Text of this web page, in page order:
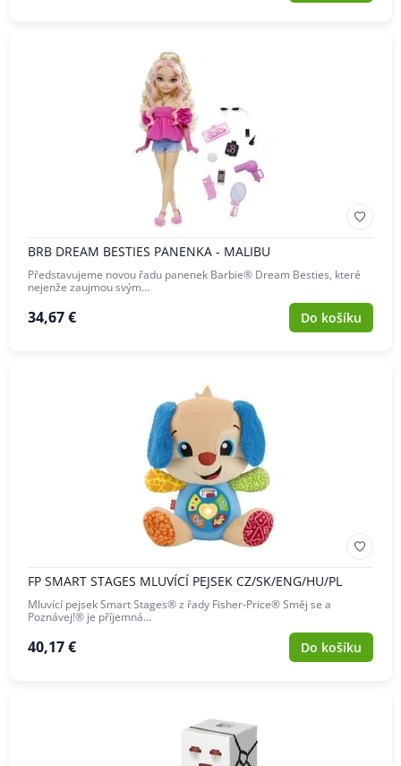
BRB DREAM BESTIES PANENKA - MALIBU
Představujeme novou řadu panenek Barbie® Dream Besties, které
nejenže zaujmou svým…
34,67 € Do košíku
FP SMART STAGES MLUVÍCÍ PEJSEK CZ/SK/ENG/HU/PL
Mluvící pejsek Smart Stages® z řady Fisher-Price® Směj se a
Poznávej!® je příjemná…
40,17 € Do košíku